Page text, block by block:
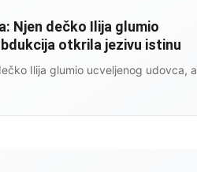
Njen dečko Ilija glumio
otkrila jezivu istinu
Ilija glumio ucveljenog udovca, a